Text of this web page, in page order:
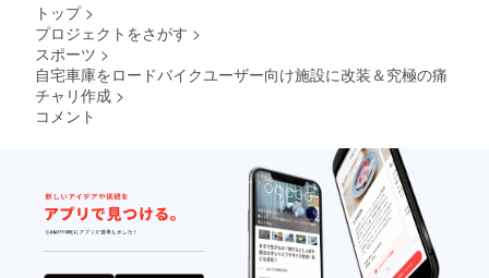
トップ >
プロジェクトをさがす >
スポーツ >
自宅車庫をロードバイクユーザー向け施設に改装＆究極の痛
チャリ作成 >
コメント